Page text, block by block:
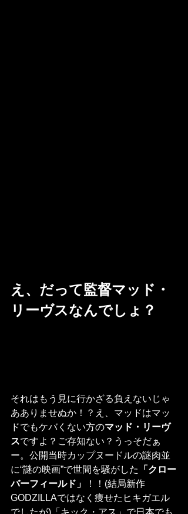
え、だって監督マッド・
リーヴスなんでしょ？
それはもう見に行かざる負えないじゃ
あありませぬか！？え、マッドはマッ
ドでもケバくない方のマッド・リーヴ
スですよ？ご存知ない？うっそだぁ
ー。公開当時カップヌードルの謎肉並
に“謎の映画”で世間を騒がした
「クロー
バーフィールド」
！！(結局新作
GODZILLAではなく痩せたヒキガエル
でしたが)「キック・アス」で日本でも